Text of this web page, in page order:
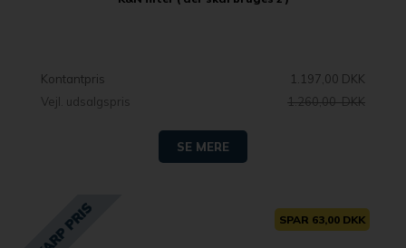
Kontantpris
1.197,00 DKK
Vejl. udsalgspris
1.260,00 DKK
SE MERE
SPAR 63,00 DKK